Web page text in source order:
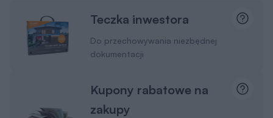
Teczka inwestora
Do przechowywania niezbędnej
dokumentacji
Kupony rabatowe na
zakupy